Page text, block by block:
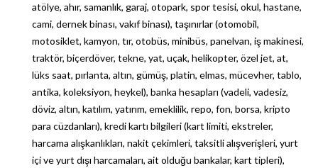
atölye, ahır, samanlık, garaj, otopark, spor tesisi, okul, hastane,
cami, dernek binası, vakıf binası), taşınırlar (otomobil,
motosiklet, kamyon, tır, otobüs, minibüs, panelvan, iş makinesi,
traktör, biçerdöver, tekne, yat, uçak, helikopter, özel jet, at,
lüks saat, pırlanta, altın, gümüş, platin, elmas, mücevher, tablo,
antika, koleksiyon, heykel), banka hesapları (vadeli, vadesiz,
döviz, altın, katılım, yatırım, emeklilik, repo, fon, borsa, kripto
para cüzdanları), kredi kartı bilgileri (kart limiti, ekstreler,
harcama alışkanlıkları, nakit çekimleri, taksitli alışverişleri, yurt
içi ve yurt dışı harcamaları, ait olduğu bankalar, kart tipleri),